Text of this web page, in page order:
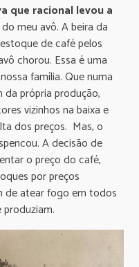
que racional levou a
meu avô. A beira da
de café pelos
chorou. Essa é uma
família. Que numa
própria produção,
vizinhos na baixa e
dos preços. Mas, o
A decisão de
o preço do café,
por preços
de atear fogo em todos